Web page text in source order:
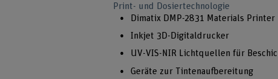
Print- und Dosiertechnologie
Dimatix DMP-2831 Materials Printer
Inkjet 3D-Digitaldrucker
UV-VIS-NIR Lichtquellen für
Geräte zur Tintenaufbereitung